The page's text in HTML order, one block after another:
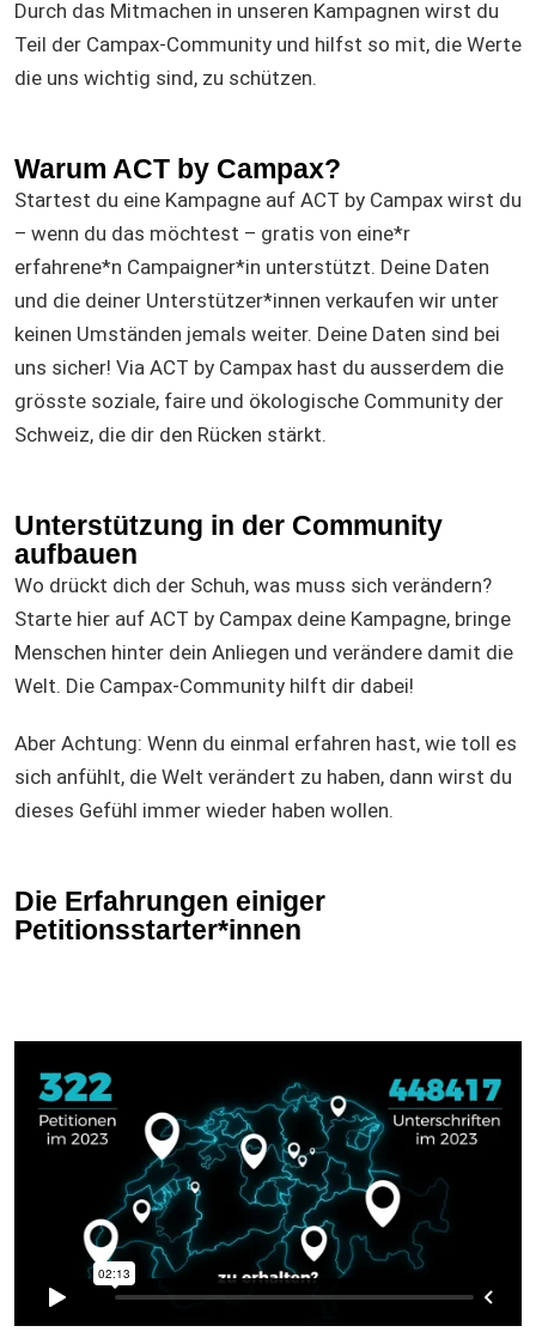
nach der möglichst optimalen, rechtskonformen Lösung suchen und
diese gemeinsam erarbeiten. Diese Zusammenarbeit erfolgt bereits seit
einigen Jahren, aus welcher div. Optimierungsmassnahmen hervorgingen
(bspw. automatische Dosieranlage Autobahnausfahrt Wassen). Es muss
Gemeinden im Kanton Uri kaum mehr spürbar ist. Hier sind wir auch auf
das Verständnis aller betroffener Bürgerinnen und Bürger im ganzen
Kanton Uri angewiesen.» Mit dieser Aussage insbesondere ab «Es muss
aber allen bewusst sein [...]» werden wir uns nicht zufriedengeben. Die
Kantonsstrasse ist keine Autobahn-Alternative! Diese Tatsache bleibt
unverändert. [1] https://www.srf.ch/play/tv/tagesschau/video/stau-vor-
dem-gotthard---wut-in-wassen?urn=urn:srf:video:554a7974-7dbb-47d0-
8a2f-1422dc6d2d65 [2]
https://www.luzernerzeitung.ch/zentralschweiz/uri/reiseverkehr-vom-
berg-zum-staudorf-wassner-fuehlen-sich-von-verkehr-geplagt-
ld.2322269
Durch das Mitmachen in unseren Kampagnen wirst du
Teil der Campax-Community und hilfst so mit, die Werte
die uns wichtig sind, zu schützen.
Warum ACT by Campax?
Startest du eine Kampagne auf ACT by Campax wirst du
– wenn du das möchtest – gratis von eine*r
erfahrene*n Campaigner*in unterstützt. Deine Daten
und die deiner Unterstützer*innen verkaufen wir unter
keinen Umständen jemals weiter. Deine Daten sind bei
uns sicher! Via ACT by Campax hast du ausserdem die
grösste soziale, faire und ökologische Community der
Schweiz, die dir den Rücken stärkt.
Unterstützung in der Community
aufbauen
Wo drückt dich der Schuh, was muss sich verändern?
Starte hier auf ACT by Campax deine Kampagne, bringe
Menschen hinter dein Anliegen und verändere damit die
Welt. Die Campax-Community hilft dir dabei!
Aber Achtung: Wenn du einmal erfahren hast, wie toll es
sich anfühlt, die Welt verändert zu haben, dann wirst du
dieses Gefühl immer wieder haben wollen.
Die Erfahrungen einiger
Petitionsstarter*innen